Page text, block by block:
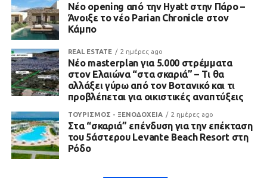
Νέο opening από την Hyatt στην Πάρο –
Άνοιξε το νέο Parian Chronicle στον
Κάμπο
REAL ESTATE 2 ημέρες ago
Νέο masterplan για 5.000 στρέμματα
στον Ελαιώνα “στα σκαριά” – Τι θα
αλλάξει γύρω από τον Βοτανικό και τι
προβλέπεται για οικιστικές αναπτύξεις
ΤΟΥΡΙΣΜΟΣ - ΞΕΝΟΔΟΧΕΙΑ 2 ημέρες ago
Στα “σκαριά” επένδυση για την επέκταση
του 5άστερου Levante Beach Resort στη
Ρόδο